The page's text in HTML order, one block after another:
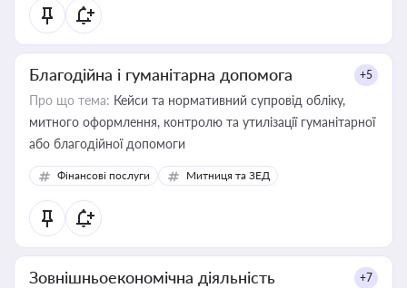
Благодійна і гуманітарна допомога +5
Про що тема: Кейси та нормативний супровід обліку,
митного оформлення, контролю та утилізації гуманітарної
або благодійної допомоги
Фінансові послуги Митниця та ЗЕД
Зовнішньоекономічна діяльність +7